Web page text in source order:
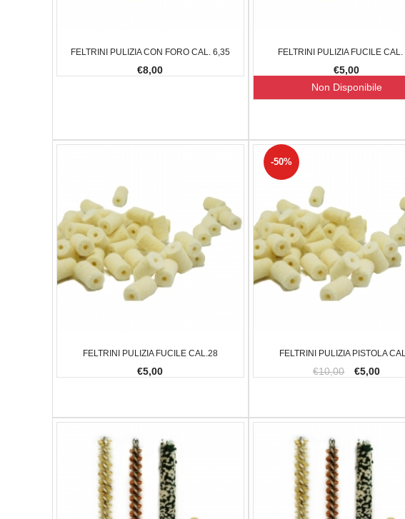
FELTRINI PULIZIA CON FORO CAL. 6,35
€8,00
FELTRINI PULIZIA FUCILE CAL.
€5,00
Non Disponibile
FELTRINI PULIZIA FUCILE CAL.28
€5,00
FELTRINI PULIZIA PISTOLA
€10,00 €5,00
-50%